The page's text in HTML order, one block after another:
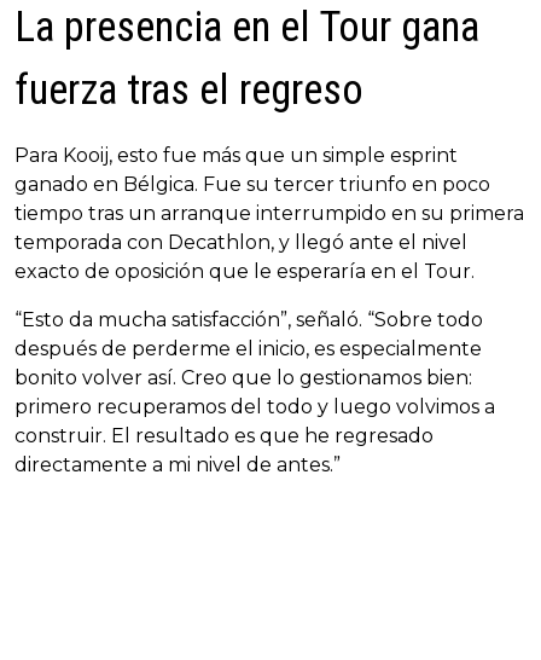
La presencia en el Tour gana
fuerza tras el regreso
Para Kooij, esto fue más que un simple esprint
ganado en Bélgica. Fue su tercer triunfo en poco
tiempo tras un arranque interrumpido en su primera
temporada con Decathlon, y llegó ante el nivel
exacto de oposición que le esperaría en el Tour.
“Esto da mucha satisfacción”, señaló. “Sobre todo
después de perderme el inicio, es especialmente
bonito volver así. Creo que lo gestionamos bien:
primero recuperamos del todo y luego volvimos a
construir. El resultado es que he regresado
directamente a mi nivel de antes.”